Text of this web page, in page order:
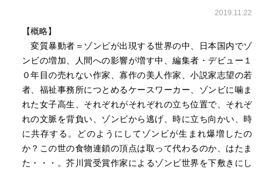
2019.11.22
【概略】
変質暴動者＝ゾンビが出現する世界の中、日本国内でゾ
ンビの増加、人間への影響が増す中、編集者・デビュー１
０年目の売れない作家、寡作の美人作家、小説家志望の若
者、福祉事務所につとめるケースワーカー、ゾンビに噛ま
れた女子高生、それぞれがそれぞれの立ち位置で、それぞ
れの文脈を背負い、ゾンビから逃げ、時に立ち向かい、時
に共存する。どのようにしてゾンビが生まれ爆増したの
か？この世の食物連鎖の頂点は取って代わるのか、はたま
た・・・。芥川賞受賞作家によるゾンビ世界を下敷きにし